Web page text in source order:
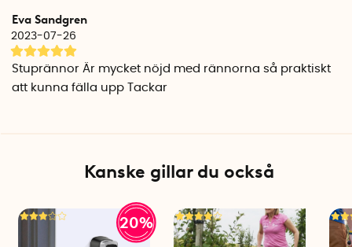
Specifikationer
Längd: 1500 mm
Rördiameter: 90 mm
Vikt: 1400 g
Eva Sandgren
2023-07-26
Stuprännor Är mycket nöjd med rännorna så praktiskt
att kunna fälla upp Tackar
Kanske gillar du också
20%